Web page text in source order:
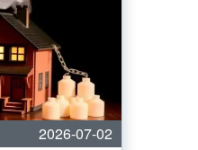
2026-07-02